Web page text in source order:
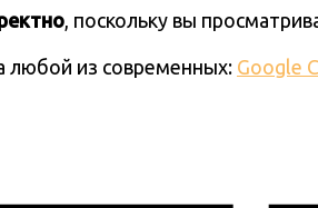
, поскольку вы
любой из современных: Google